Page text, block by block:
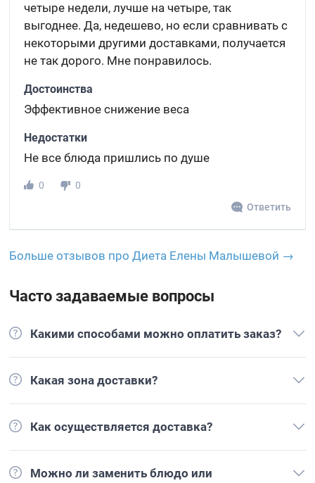
четыре недели, лучше на четыре, так
выгоднее. Да, недешево, но если сравнивать с
некоторыми другими доставками, получается
не так дорого. Мне понравилось.
Достоинства
Эффективное снижение веса
Недостатки
Не все блюда пришлись по душе
0
0
Ответить
Больше отзывов про Диета Елены Малышевой →
Часто задаваемые вопросы
Какими способами можно оплатить заказ?
Какая зона доставки?
Как осуществляется доставка?
Можно ли заменить блюдо или